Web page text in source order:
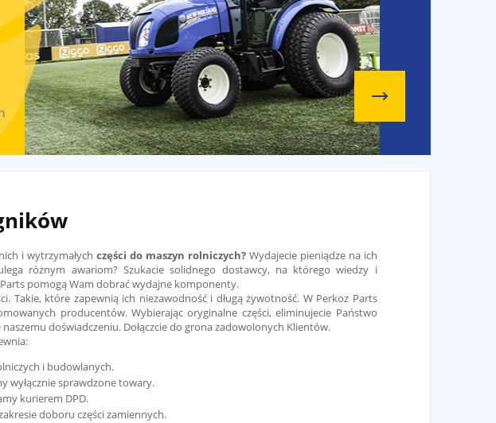
i wytrzymałych części do maszyn rolniczych? Wydajecie pieniądze na ich
różnym awariom? Szukacie solidnego dostawcy, na którego wiedzy i
pomogą Wam dobrać wydajne komponenty.
Takie, które zapewnią ich niezawodność i długą żywotność. W Perkoz Parts
producentów. Wybierając oryginalne części, eliminujecie Państwo
doświadczeniu. Dołączcie do grona zadowolonych Klientów.
i budowlanych.
wyłącznie sprawdzone towary.
kurierem DPD.
doboru części zamiennych.